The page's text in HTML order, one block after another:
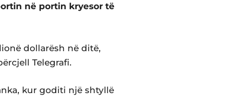
në portin kryesor të
dollarësh në ditë,
Telegrafi.
kur goditi një shtyllë